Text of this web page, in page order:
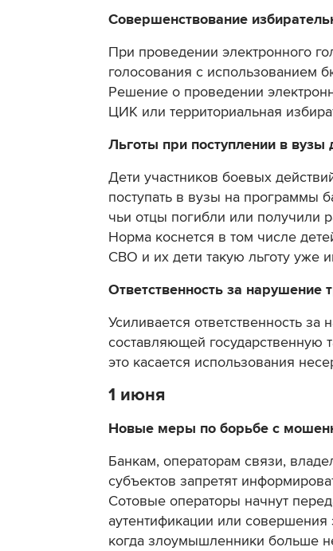
Совершенствование
При проведении электронного
голосования с использованием
Решение о проведении
ЦИК или территориальная
Льготы при поступлении в вузы
Дети участников боевых
поступать в вузы на программы
чьи отцы погибли или получили
Норма коснется в том числе
СВО и их дети такую льготу уже
Ответственность за
Усиливается ответственность
составляющей государственную
это касается использования
1 июня
Новые меры по борьбе с
Банкам, операторам связи,
субъектов запретят
Сотовые операторы начнут
аутентификации или
когда злоумышленники больше